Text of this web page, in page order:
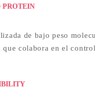
PROTEIN
de bajo peso
colabora en el